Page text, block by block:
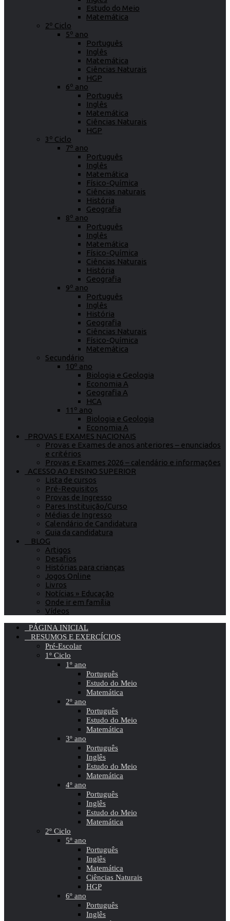
Estudo do Meio
Matemática
2º Ciclo
5º ano
Português
Inglês
Matemática
Ciências Naturais
HGP
6º ano
Português
Inglês
Matemática
Ciências Naturais
HGP
3º Ciclo
7º ano
Português
Inglês
Matemática
Físico-Química
Ciências naturais
História
Geografia
8º ano
Português
Inglês
Matemática
Físico-Química
Ciências Naturais
História
Geografia
9º ano
Português
Inglês
História
Geografia
Ciências Naturais
Físico-Química
Matemática
Secundário
10º ano
Biologia e Geologia
Economia A
Geografia A
HCA
11º ano
Biologia e Geologia
Economia A
PROVAS E EXAMES NACIONAIS
Provas e Exames de anos anteriores – enunciados
e critérios
Provas e Exames 2026 – calendário e informações
ACESSO AO ENSINO SUPERIOR
Lista de cursos
Pré-Requisitos
Provas de Ingresso
Pares Instituição/Curso
Médias de Ingresso
Calendário de Candidatura
Guia da candidatura
BLOG
Artigos
Desafios
Histórias para crianças
Jogos Online
Livros
Notícias » Educação
Onde ir em família
Vídeos
PÁGINA INICIAL
RESUMOS E EXERCÍCIOS
Pré-Escolar
1º Ciclo
1º ano
Português
Estudo do Meio
Matemática
2º ano
Português
Estudo do Meio
Matemática
3º ano
Português
Inglês
Estudo do Meio
Matemática
4º ano
Português
Inglês
Estudo do Meio
Matemática
2º Ciclo
5º ano
Português
Inglês
Matemática
Ciências Naturais
HGP
6º ano
Português
Inglês